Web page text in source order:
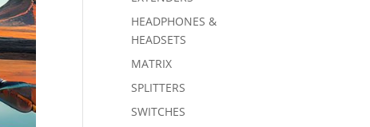
HEADPHONES &
HEADSETS
MATRIX
SPLITTERS
SWITCHES